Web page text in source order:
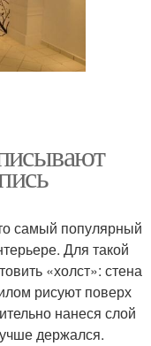
самый популярный
Для такой
«холст»: стена
рисуют поверх
нанеся слой
держался.